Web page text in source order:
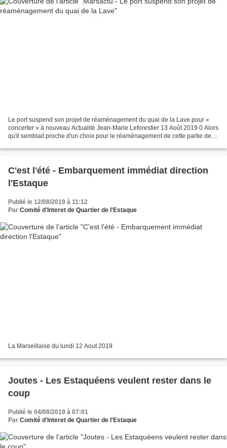
Le port suspend son projet de réaménagement du quai de la Lave pour «
concerter » à nouveau Actualité Jean-Marie Leforestier 13 Août 2019 0 Alors
qu'il semblait proche d'un choix pour le réaménagement de cette partie de
C'est l'été - Embarquement immédiat direction
l'Estaque
Publié le 12/08/2019 à 11:12
Par Comité d'Interet de Quartier de l'Estaque
La Marseillaise du lundi 12 Aout 2019
Joutes - Les Estaquéens veulent rester dans le
coup
Publié le 04/08/2019 à 07:01
Par Comité d'Interet de Quartier de l'Estaque